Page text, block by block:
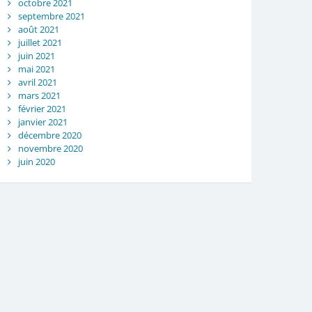
octobre 2021
septembre 2021
août 2021
juillet 2021
juin 2021
mai 2021
avril 2021
mars 2021
février 2021
janvier 2021
décembre 2020
novembre 2020
juin 2020